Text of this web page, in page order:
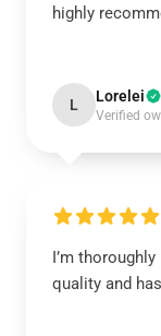
highly
L Lorelei
Verified
I’m
quality and